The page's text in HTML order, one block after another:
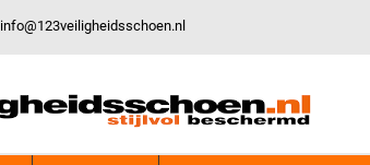
info@123veiligheidsschoen.nl